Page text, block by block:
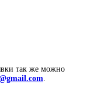
так же можно